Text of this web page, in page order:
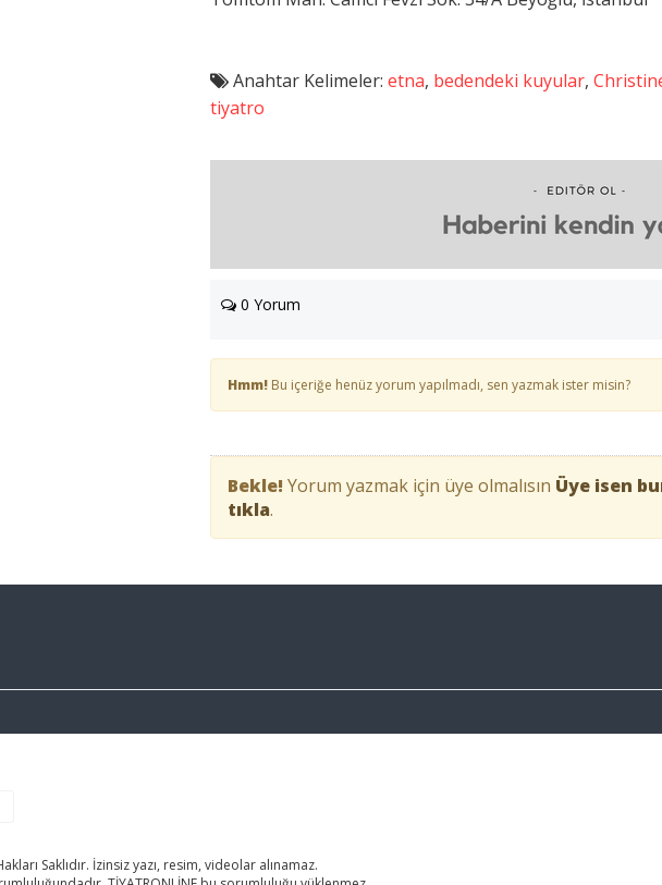
Anahtar Kelimeler: etna, bedendeki kuyular,
tiyatro
0 Yorum
Hmm! Bu içeriğe henüz yorum yapılmadı, sen yazmak ister misin?
Bekle! Yorum yazmak için üye olmalısın Üye isen
tıkla.
Saklıdır. İzinsiz yazı, resim, videolar alınamaz.